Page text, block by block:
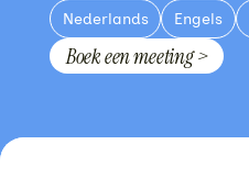
Nederlands
Engels
Boek een meeting >